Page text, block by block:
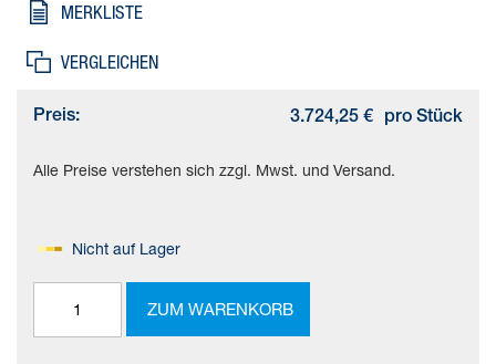
MERKLISTE
VERGLEICHEN
Preis: 3.724,25 € pro Stück
Alle Preise verstehen sich zzgl. Mwst. und Versand.
Nicht auf Lager
ZUM WARENKORB